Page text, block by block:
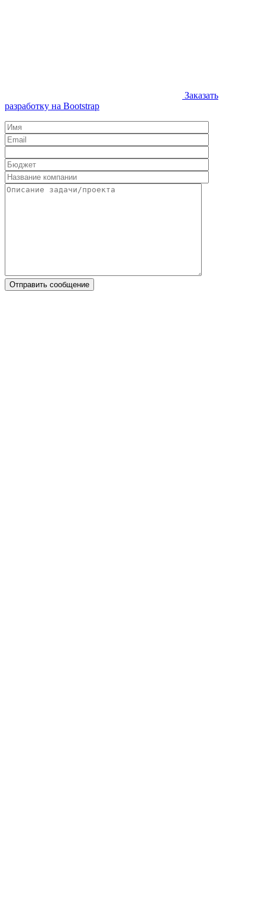
Заказать
разработку на Bootstrap